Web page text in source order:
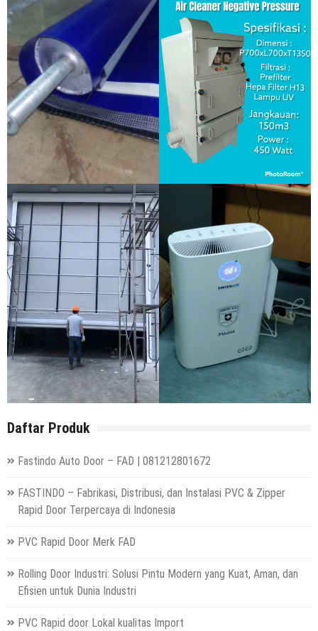
Daftar Produk
Fastindo Auto Door – FAD | 081212801672
FASTINDO – Fabrikasi, Distribusi, dan Instalasi PVC & Zipper
Rapid Door Terpercaya di Indonesia
PVC Rapid Door Merk FAD
Rolling Door Industri: Solusi Pintu Modern yang Kuat, Aman, dan
Efisien untuk Dunia Industri
PVC Rapid door Lokal kualitas Import